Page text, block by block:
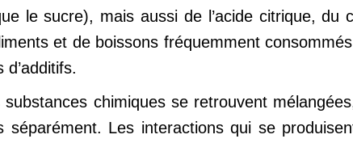
le sucre), mais aussi de l’acide citrique, du
et de boissons fréquemment
chimiques se retrouvent
séparément. Les interactions qui se